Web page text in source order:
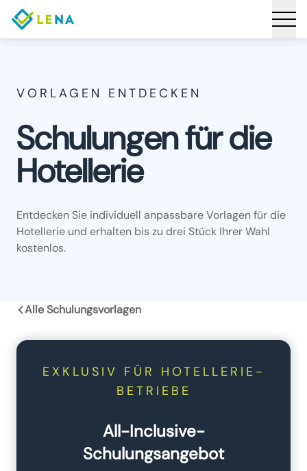
VORLAGEN ENTDECKEN
Schulungen für die
Hotellerie
Entdecken Sie individuell anpassbare Vorlagen für die
Hotellerie und erhalten bis zu drei Stück Ihrer Wahl
kostenlos.
Alle Schulungsvorlagen
EXKLUSIV FÜR HOTELLERIE-
BETRIEBE
All-Inclusive-
Schulungsangebot